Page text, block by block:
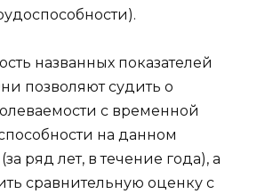
названных показателей
позволяют судить о
с временной
на данном
ряд лет, в течение года), а
сравнительную оценку с